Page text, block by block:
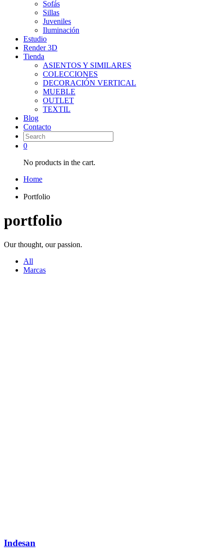
Sofás
Sillas
Juveniles
Iluminación
Estudio
Render 3D
Tienda
ASIENTOS Y SIMILARES
COLECCIONES
DECORACIÓN VERTICAL
MUEBLE
OUTLET
TEXTIL
Blog
Contacto
0
No products in the cart.
Home
Portfolio
portfolio
Our thought, our passion.
All
Marcas
Indesan